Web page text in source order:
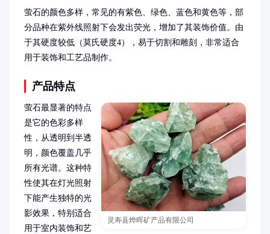
萤石的颜色多样，常见的有紫色、绿色、蓝色和黄色等，部
分品种在紫外线照射下会发出荧光，增加了其装饰价值。由
于其硬度较低（莫氏硬度4），易于切割和雕刻，非常适合
用于装饰和工艺品制作。
产品特点
灵寿县烨晖矿产品有限公司
萤石最显著的特点
是它的色彩多样
性，从透明到半透
明，颜色覆盖几乎
所有光谱。这种特
性使其在灯光照射
下能产生独特的光
影效果，特别适合
用于室内装饰和艺